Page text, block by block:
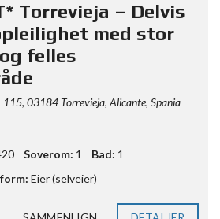
Torrevieja – Delvis
med stor
felles
115, 03184 Torrevieja, Alicante, Spania
Soverom: 1 Bad: 1
Eier (selveier)